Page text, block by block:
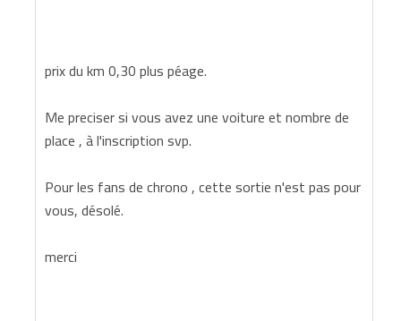
prix du km 0,30 plus péage.
Me preciser si vous avez une voiture et nombre de
place , à l'inscription svp.
Pour les fans de chrono , cette sortie n'est pas pour
vous, désolé.
merci